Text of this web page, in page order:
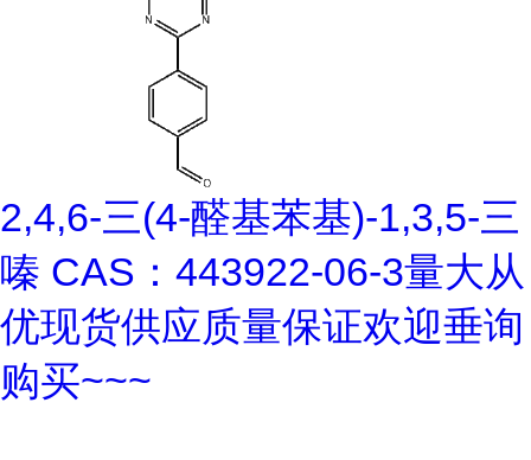
2,4,6-三(4-醛基苯基)-1,3,5-三
嗪 CAS：443922-06-3量大从
优现货供应质量保证欢迎垂询
购买~~~